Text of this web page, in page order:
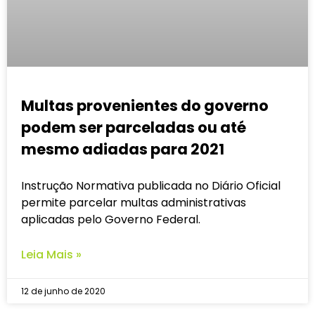
Multas provenientes do governo
podem ser parceladas ou até
mesmo adiadas para 2021
Instrução Normativa publicada no Diário Oficial
permite parcelar multas administrativas
aplicadas pelo Governo Federal.
Leia Mais »
12 de junho de 2020